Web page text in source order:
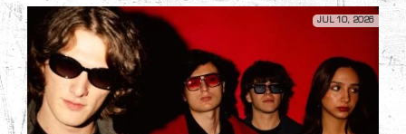
JUL 10, 2026